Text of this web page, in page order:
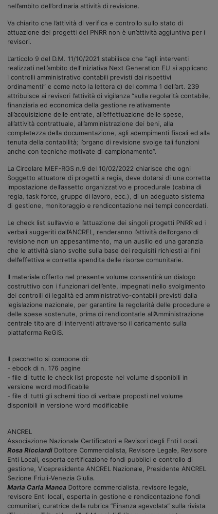
nell’ambito dell’ordinaria attività di revisione.
Va chiarito che l’attività di verifica e controllo sullo stato di
attuazione dei progetti del PNRR non è un’attività aggiuntiva per i
revisori.
L’articolo 9 del D.M. 11/10/2021 stabilisce che “agli interventi
realizzati nell’ambito dell’iniziativa Next Generation EU si applicano
i controlli amministrativo contabili previsti dai rispettivi
ordinamenti” e come noto la lettera c) del comma 1 dell’art. 239
attribuisce ai revisori l’attività di vigilanza “sulla regolarità contabile,
finanziaria ed economica della gestione relativamente
all’acquisizione delle entrate, all’effettuazione delle spese,
all’attività contrattuale, all’amministrazione dei beni, alla
completezza della documentazione, agli adempimenti fiscali ed alla
tenuta della contabilità; l’organo di revisione svolge tali funzioni
anche con tecniche motivate di campionamento”.
La Circolare MEF-RGS n.9 del 10/02/2022 chiarisce che ogni
Soggetto attuatore di progetti a regia, deve dotarsi di una corretta
impostazione dell’assetto organizzativo e procedurale (cabina di
regia, task force, gruppo di lavoro, ecc.), di un adeguato sistema
di gestione, monitoraggio e rendicontazione nei tempi concordati.
Le check list sull’avvio e l’attuazione dei singoli progetti PNRR ed i
verbali suggeriti dall’ANCREL, renderanno l’attività dell’organo di
revisione non un appesantimento, ma un ausilio ed una garanzia
che le attività siano svolte sulla base dei requisiti richiesti ai fini
dell’effettiva e corretta spendita delle risorse comunitarie.
Il materiale offerto nel presente volume consentirà un dialogo
costruttivo con i funzionari dell’ente, impegnati nello svolgimento
dei controlli di legalità ed amministrativo-contabili previsti dalla
legislazione nazionale, per garantire la regolarità delle procedure e
delle spese sostenute, prima di rendicontarle all’Amministrazione
centrale titolare di interventi attraverso il caricamento sulla
piattaforma ReGiS.
Il pacchetto si compone di:
- ebook di n. 176 pagine
- file di tutte le check list proposte nel volume disponibili in
versione word modificabile
- file di tutti gli schemi tipo di verbale proposti nel volume
disponibili in versione word modificabile
ANCREL
Associazione Nazionale Certificatori e Revisori degli Enti Locali.
Rosa Ricciardi Dottore Commercialista, Revisore Legale, Revisore
Enti Locali, esperta certificazione fondi pubblici e controllo di
gestione, Vicepresidente ANCREL Nazionale, Presidente ANCREL
Sezione Friuli-Venezia Giulia.
Maria Carla Manca Dottore commercialista, revisore legale,
revisore Enti locali, esperta in gestione e rendicontazione fondi
comunitari, curatrice della rubrica “Finanza agevolata” sulla rivista